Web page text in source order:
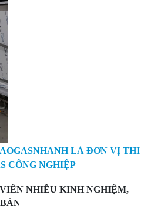
LÀ ĐƠN VỊ THI
CÔNG NGHIỆP
NHIỀU KINH NGHIỆM,